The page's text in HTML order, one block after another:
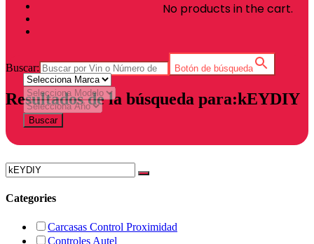
No products in the cart.
Buscar: Botón de búsqueda
Resultados de la búsqueda para:kEYDIY
Buscar
Categories
Carcasas Control Proximidad
Controles Autel